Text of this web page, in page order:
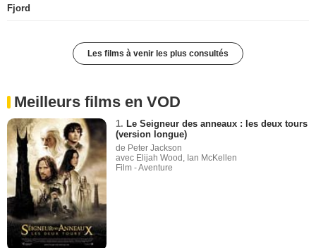
Fjord
Les films à venir les plus consultés
Meilleurs films en VOD
1. Le Seigneur des anneaux : les deux tours
(version longue)
de Peter Jackson
avec Elijah Wood, Ian McKellen
Film - Aventure